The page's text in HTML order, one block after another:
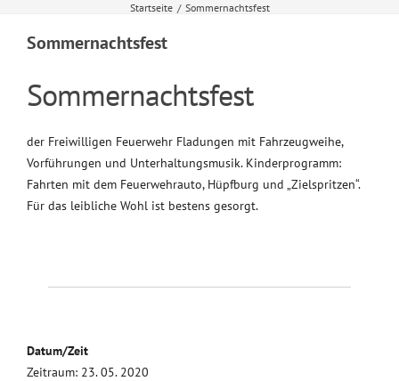
Startseite / Sommernachtsfest
Sommernachtsfest
Sommernachtsfest
der Freiwilligen Feuerwehr Fladungen mit Fahrzeugweihe,
Vorführungen und Unterhaltungsmusik. Kinderprogramm:
Fahrten mit dem Feuerwehrauto, Hüpfburg und „Zielspritzen“.
Für das leibliche Wohl ist bestens gesorgt.
Datum/Zeit
Zeitraum: 23. 05. 2020